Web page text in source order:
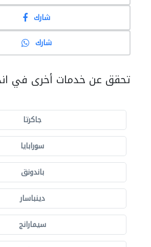
شارك
شارك
تحقق عن خدمات أخرى في
جاكرتا
سورابايا
باندونق
دينباسار
سيمارانج